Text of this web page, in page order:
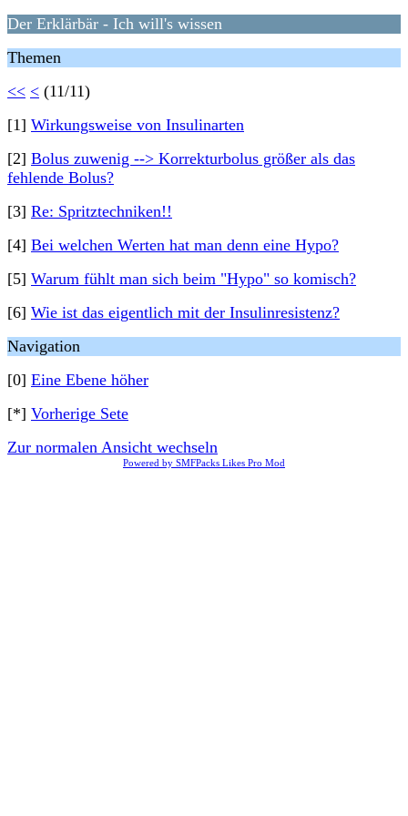
Der Erklärbär - Ich will's wissen
Themen
<< < (11/11)
[1] Wirkungsweise von Insulinarten
[2] Bolus zuwenig --> Korrekturbolus größer als das
fehlende Bolus?
[3] Re: Spritztechniken!!
[4] Bei welchen Werten hat man denn eine Hypo?
[5] Warum fühlt man sich beim "Hypo" so komisch?
[6] Wie ist das eigentlich mit der Insulinresistenz?
Navigation
[0] Eine Ebene höher
[*] Vorherige Sete
Zur normalen Ansicht wechseln
Powered by SMFPacks Likes Pro Mod